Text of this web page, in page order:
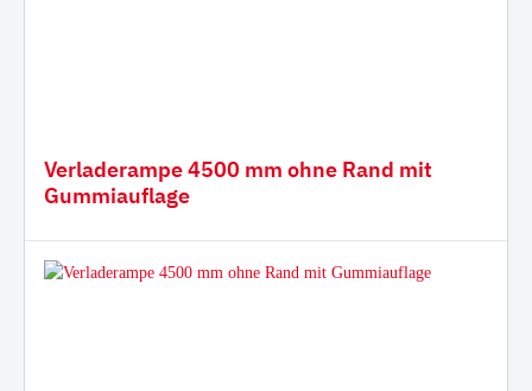
Verladerampe 4500 mm ohne Rand mit
Gummiauflage